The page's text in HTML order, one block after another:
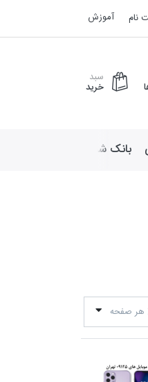
نام آموزش
سبد
خرید
بانک شماره موبایل لوازم
هر صفحه